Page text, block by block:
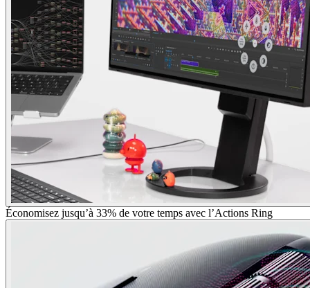
Économisez jusqu’à 33% de votre temps avec l’Actions Ring